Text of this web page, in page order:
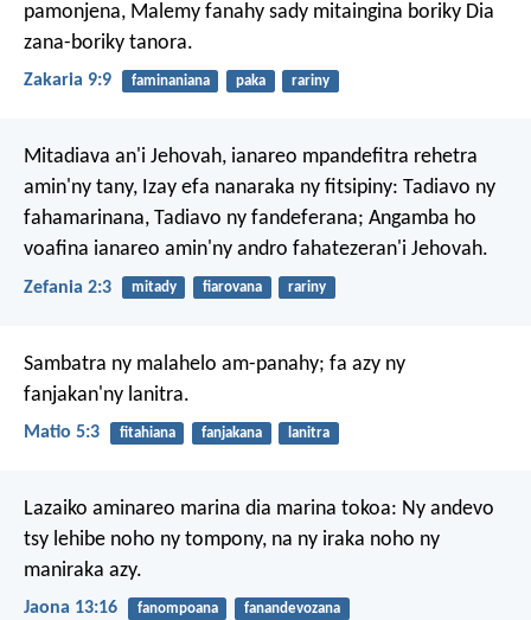
pamonjena, Malemy fanahy sady mitaingina boriky Dia
zana-boriky tanora.
Zakaria 9:9 faminaniana paka rariny
Mitadiava an'i Jehovah, ianareo mpandefitra rehetra
amin'ny tany, Izay efa nanaraka ny fitsipiny: Tadiavo ny
fahamarinana, Tadiavo ny fandeferana; Angamba ho
voafina ianareo amin'ny andro fahatezeran'i Jehovah.
Zefania 2:3 mitady fiarovana rariny
Sambatra ny malahelo am-panahy; fa azy ny
fanjakan'ny lanitra.
Matio 5:3 fitahiana fanjakana lanitra
Lazaiko aminareo marina dia marina tokoa: Ny andevo
tsy lehibe noho ny tompony, na ny iraka noho ny
maniraka azy.
Jaona 13:16 fanompoana fanandevozana